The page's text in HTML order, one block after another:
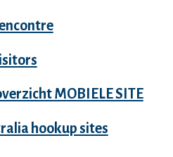
MOBIELE SITE
hookup sites